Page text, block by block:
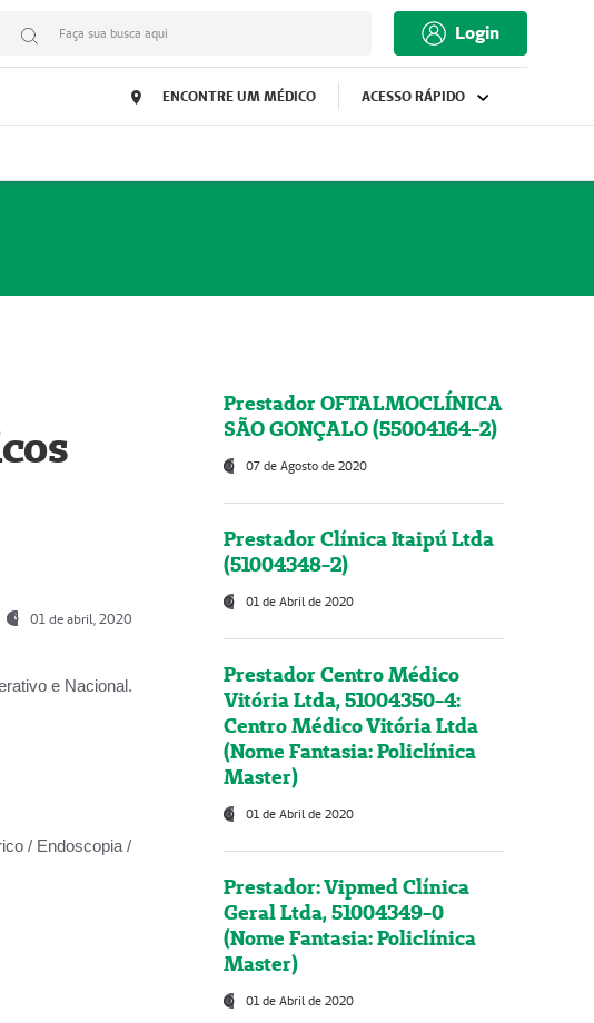
Faça sua busca aqui Login
ENCONTRE UM MÉDICO ACESSO RÁPIDO
01 de abril, 2020
e Nacional.
/ Endoscopia /
Prestador OFTALMOCLÍNICA
SÃO GONÇALO (55004164-2)
07 de Agosto de 2020
Prestador Clínica Itaipú Ltda
(51004348-2)
01 de Abril de 2020
Prestador Centro Médico
Vitória Ltda, 51004350-4:
Centro Médico Vitória Ltda
(Nome Fantasia: Policlínica
Master)
01 de Abril de 2020
Prestador: Vipmed Clínica
Geral Ltda, 51004349-0
(Nome Fantasia: Policlínica
Master)
01 de Abril de 2020